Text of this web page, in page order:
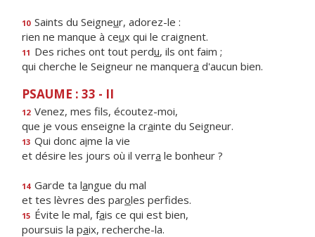
10 Saints du Seigneur, adorez-le :
rien ne manque à ceux qui le craignent.
11 Des riches ont tout perdu, ils ont faim ;
qui cherche le Seigneur ne manquera d'aucun bien.
PSAUME : 33 - II
12 Venez, mes fls, écoutez-moi,
que je vous enseigne la crainte du Seigneur.
13 Qui donc aime la vie
et désire les jours où il verra le bonheur ?
14 Garde ta langue du mal
et tes lèvres des paroles perfides.
15 Évite le mal, fais ce qui est bien,
poursuis la paix, recherche-la.